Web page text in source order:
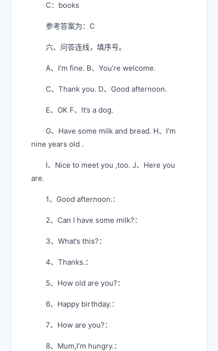
C：books
参考答案为：C
六、问答连线，填序号。
A、I’m fine. B、You’re welcome.
C、Thank you. D、Good afternoon.
E、OK F、It’s a dog.
G、Have some milk and bread. H、I’m
nine years old .
I、Nice to meet you ,too. J、Here you
are.
1、Good afternoon.：
2、Can I have some milk?：
3、What’s this?：
4、Thanks.：
5、How old are you?：
6、Happy birthday.：
7、How are you?：
8、Mum,I’m hungry.：